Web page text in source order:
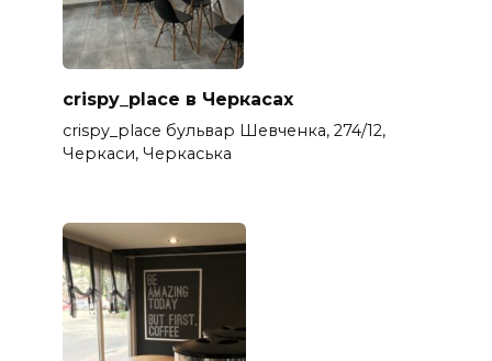
crispy_place в Черкасах
crispy_place бульвар Шевченка, 274/12,
Черкаси, Черкаська